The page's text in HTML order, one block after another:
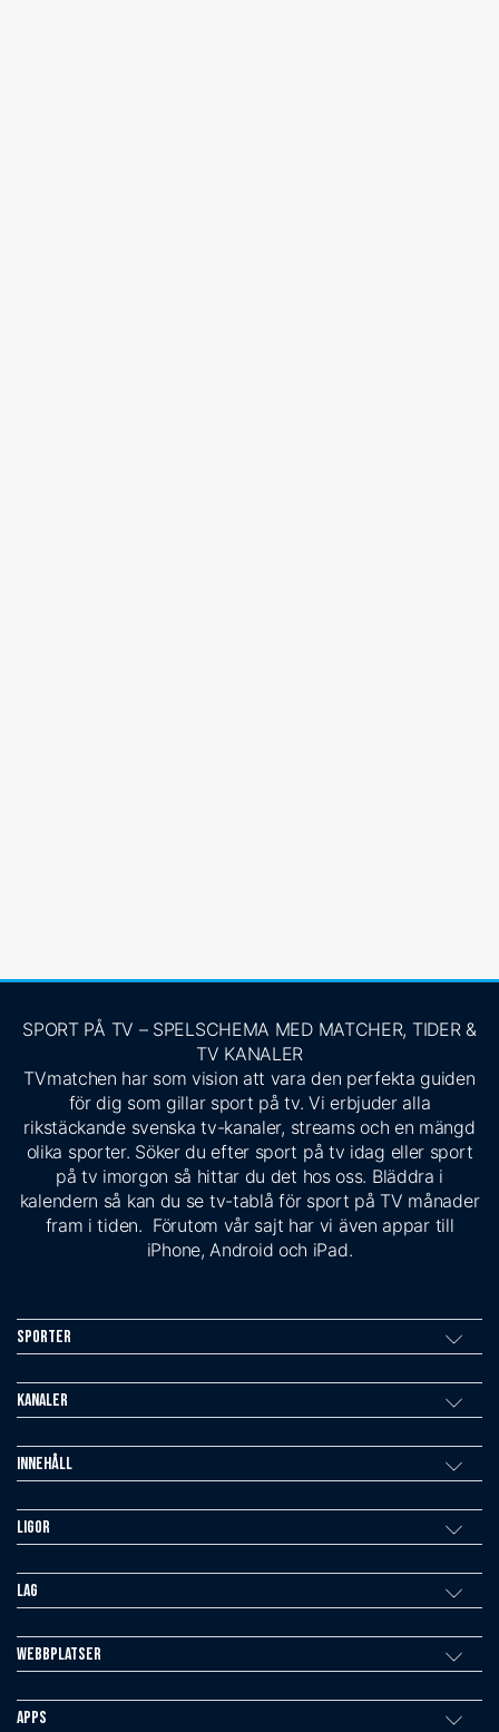
SPORT PÅ TV – SPELSCHEMA MED MATCHER, TIDER &
TV KANALER
TVmatchen har som vision att vara den perfekta guiden
för dig som gillar sport på tv. Vi erbjuder alla
rikstäckande svenska tv-kanaler, streams och en mängd
olika sporter. Söker du efter sport på tv idag eller sport
på tv imorgon så hittar du det hos oss. Bläddra i
kalendern så kan du se tv-tablå för sport på TV månader
fram i tiden. Förutom vår sajt har vi även appar till
iPhone, Android och iPad.
Sporter
Kanaler
Innehåll
Ligor
Lag
Webbplatser
Apps